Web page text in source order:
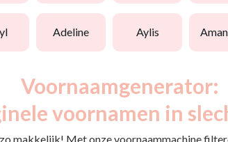
adeline aylis
Voornaamgenerator:
voornamen in
makkelijk! Met onze voornaammachine